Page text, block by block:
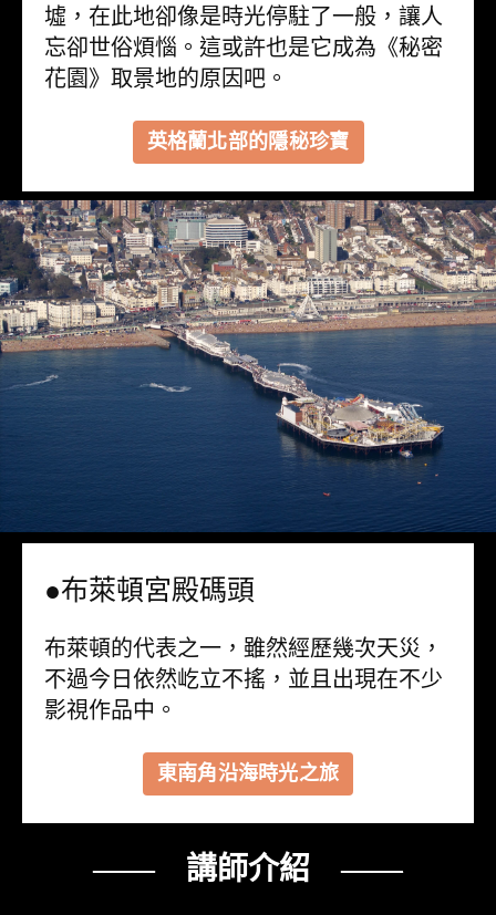
墟，在此地卻像是時光停駐了一般，讓人
忘卻世俗煩惱。這或許也是它成為《秘密
花園》取景地的原因吧。
英格蘭北部的隱秘珍寶
●布萊頓宮殿碼頭
布萊頓的代表之一，雖然經歷幾次天災，
不過今日依然屹立不搖，並且出現在不少
影視作品中。
東南角沿海時光之旅
—— 講師介紹 ——